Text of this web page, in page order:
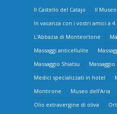
Il Castello del Catajo
Il
In vacanza con i vostri amici a 4
L'Abbazia di Monteortone
Massaggi anticellulite
Massaggio Shiatsu
Medici specializzati in hotel
Montirone
Museo dell’Aria
Olio extravergine di oliva